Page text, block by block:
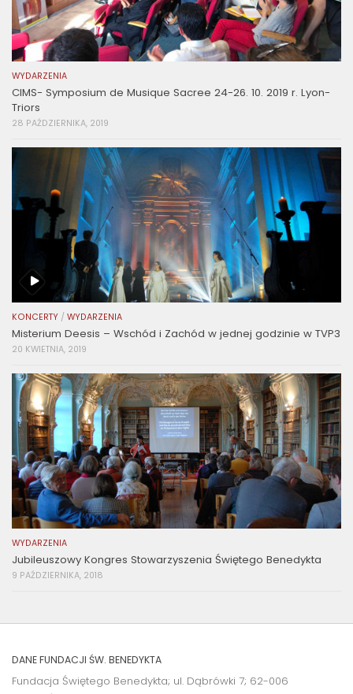
WYDARZENIA
CIMS- Symposium de Musique Sacree 24-26. 10. 2019 r. Lyon-
Triors
28 PAŹDZIERNIKA, 2019
KONCERTY / WYDARZENIA
Misterium Deesis – Wschód i Zachód w jednej godzinie w TVP3
20 KWIETNIA, 2019
WYDARZENIA
Jubileuszowy Kongres Stowarzyszenia Świętego Benedykta
9 PAŹDZIERNIKA, 2018
DANE FUNDACJI ŚW. BENEDYKTA
Fundacja Świętego Benedykta; ul. Dąbrówki 7; 62-006